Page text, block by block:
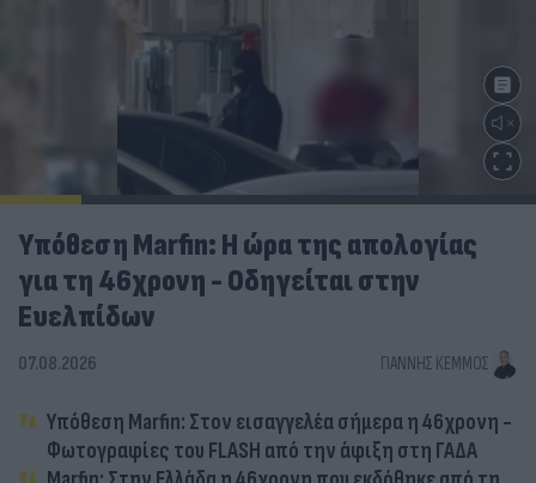
Υπόθεση Marfin: Η ώρα της απολογίας
για τη 46χρονη - Οδηγείται στην
Ευελπίδων
07.08.2026 ΓΙΆΝΝΗΣ ΚΈΜΜΟΣ
Υπόθεση Marfin: Στον εισαγγελέα σήμερα η 46χρονη -
Φωτογραφίες του FLASH από την άφιξη στη ΓΑΔΑ